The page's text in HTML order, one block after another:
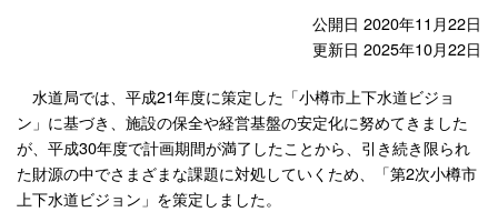
公開日 2020年11月22日
更新日 2025年10月22日
水道局では、平成21年度に策定した「小樽市上下水道ビジョ
ン」に基づき、施設の保全や経営基盤の安定化に努めてきました
が、平成30年度で計画期間が満了したことから、引き続き限られ
た財源の中でさまざまな課題に対処していくため、「第2次小樽市
上下水道ビジョン」を策定しました。